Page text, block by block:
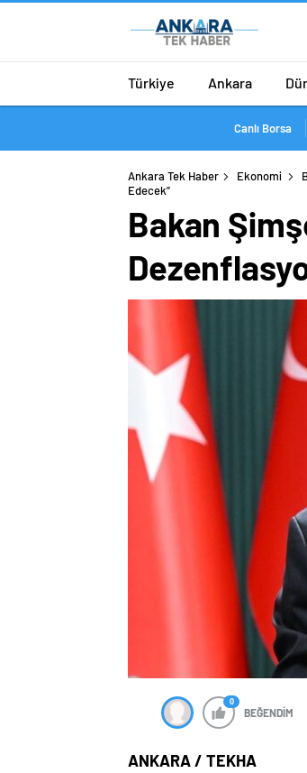
Türkiye Ankara
Canlı Borsa
Ankara Tek Haber Ekonomi
Edecek”
Bakan
0
BEĞENDİM
ANKARA / TEKHA